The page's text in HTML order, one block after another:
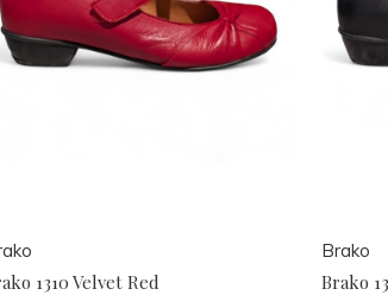
1310 Velvet Red
Brako
Brako